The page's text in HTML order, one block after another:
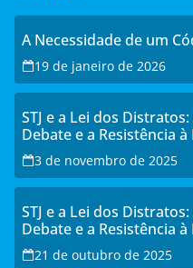
A Necessidade de um
19 de janeiro de 2026
STJ e a Lei dos
Debate e a Resistência
3 de novembro de 2025
STJ e a Lei dos
Debate e a Resistência
21 de outubro de 2025